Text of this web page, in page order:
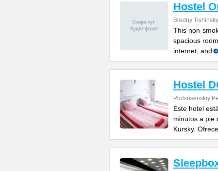
Hostel
Sredny
This non-
spacious
internet, and
Hostel
Podsosenskiy
Este hotel
minutos a pie
Kursky. Ofrece